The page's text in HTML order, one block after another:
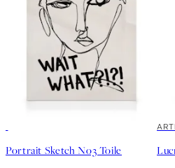
Portrait Sketch No3 Toile